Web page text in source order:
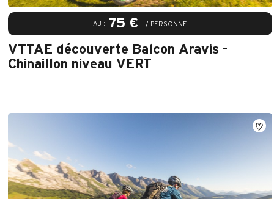
AB : 75 € / PERSONNE
VTTAE découverte Balcon Aravis -
Chinaillon niveau VERT